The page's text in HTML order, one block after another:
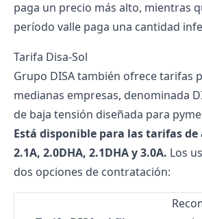
paga un precio más alto, mientras
período valle paga una cantidad
Tarifa Disa-Sol
Grupo DISA también ofrece tarifas
medianas empresas, denominada
de baja tensión diseñada para
Está disponible para las tarifas de
2.1A, 2.0DHA, 2.1DHA y 3.0A. Los
dos opciones de contratación: